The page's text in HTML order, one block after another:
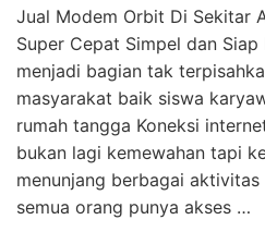
Jual Modem Orbit Di Sekitar
Super Cepat Simpel dan
menjadi bagian tak
masyarakat baik siswa
rumah tangga Koneksi
bukan lagi kemewahan tapi
menunjang berbagai
semua orang punya akses …